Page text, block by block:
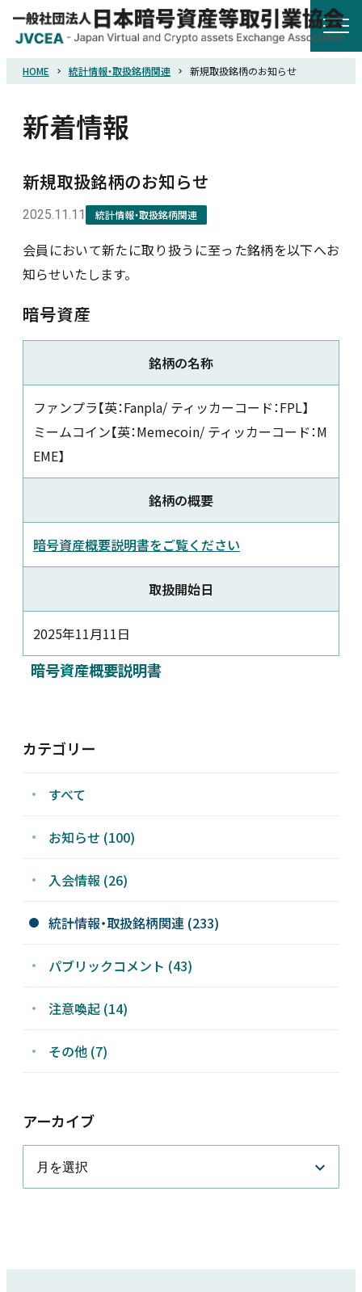
HOME
協会概要
規則・ガイドライン
詐欺関連情報
HOME 統計情報・取扱銘柄関連 新規取扱銘柄のお知らせ
新着情報
新規取扱銘柄のお知らせ
2025.11.11 統計情報・取扱銘柄関連
会員において新たに取り扱うに至った銘柄を以下へお
知らせいたします。
暗号資産
銘柄の名称
ファンプラ【英：Fanpla/ ティッカーコード：FPL】
ミームコイン【英：Memecoin/ ティッカーコード：M
EME】
銘柄の概要
暗号資産概要説明書をご覧ください
取扱開始日
2025年11月11日
暗号資産概要説明書
カテゴリー
すべて
お知らせ (100)
入会情報 (26)
統計情報・取扱銘柄関連 (233)
パブリックコメント (43)
注意喚起 (14)
その他 (7)
アーカイブ